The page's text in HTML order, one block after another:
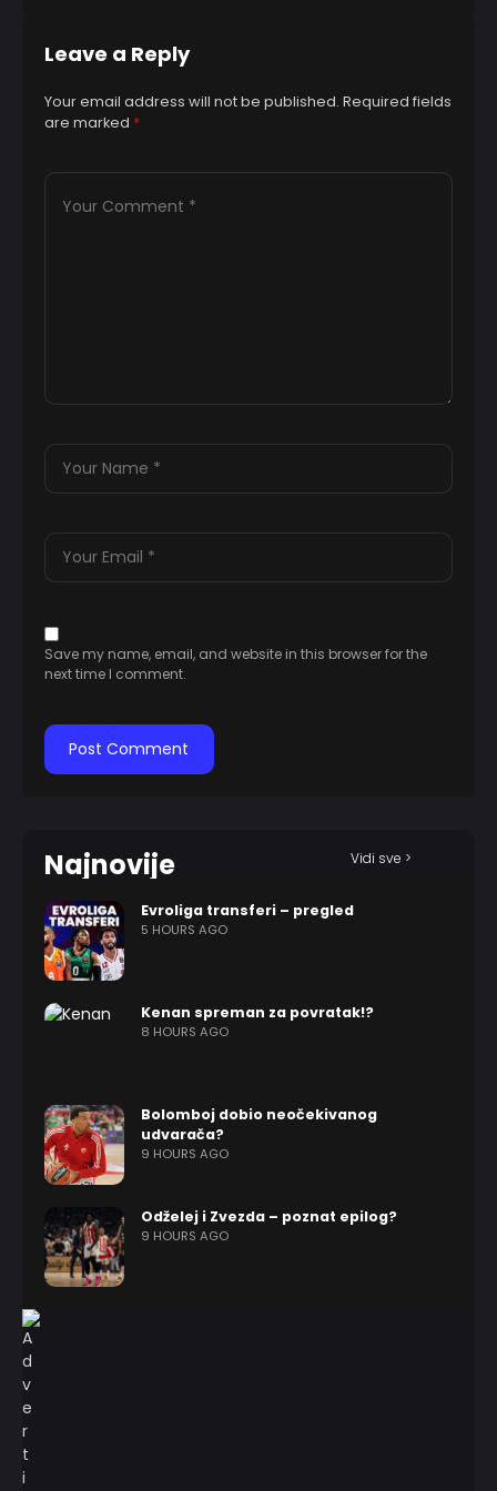
Leave a Reply
Your email address will not be published. Required fields
are marked *
Save my name, email, and website in this browser for the
next time I comment.
Najnovije Vidi sve >
Evroliga transferi – pregled
5 HOURS AGO
Kenan spreman za povratak!?
8 HOURS AGO
Bolomboj dobio neočekivanog
udvarača?
9 HOURS AGO
Odželej i Zvezda – poznat epilog?
9 HOURS AGO